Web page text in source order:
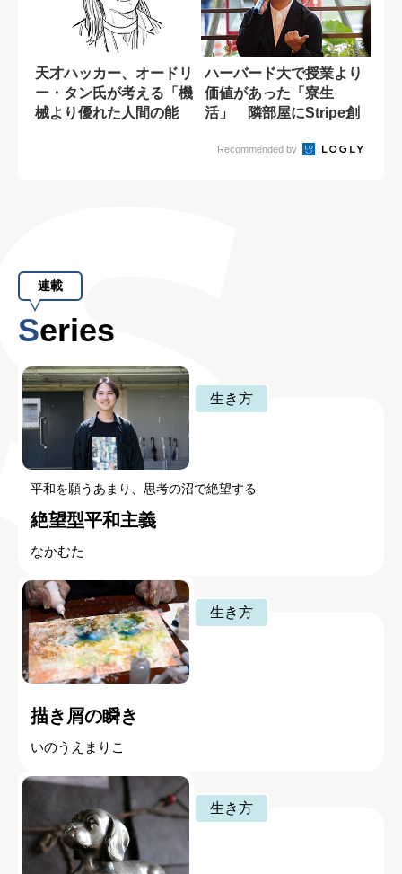
天才ハッカー、オードリ
ー・タン氏が考える「機
械より優れた人間の能
ハーバード大で授業より
価値があった「寮生
活」 隣部屋にStripe創
Recommended by
連載
Series
生き方
平和を願うあまり、思考の沼で絶望する
絶望型平和主義
なかむた
生き方
描き屑の瞬き
いのうえまりこ
生き方